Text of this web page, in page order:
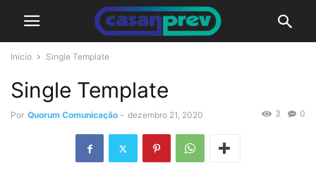
Início Single Template
Single Template
Por Quorum Comunicação - dezembro 21, 2020 0
3